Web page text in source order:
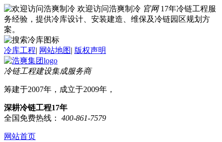
欢迎访问浩爽制冷 官网 17年冷链工程服
务经验，提供冷库设计、安装建造、维保及冷链园区规划方
案。
冷库工程| 网站地图| 版权声明
冷链工程建设集成服务商
筹建于2007年，成立于2009年，
深耕冷链工程17年
全国免费热线：
400-861-7579
网站首页